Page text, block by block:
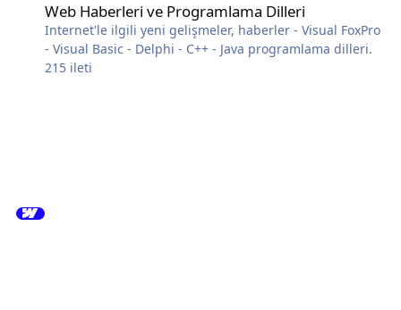
Web Haberleri ve Programlama Dilleri
Internet'le ilgili yeni gelişmeler, haberler - Visual FoxPro
- Visual Basic - Delphi - C++ - Java programlama dilleri.
215 ileti